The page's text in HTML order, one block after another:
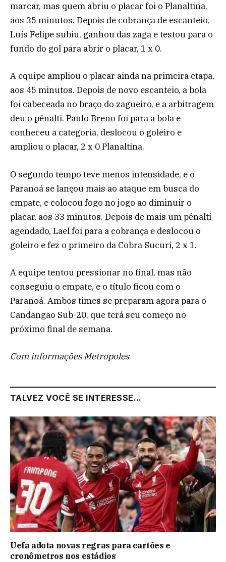
marcar, mas quem abriu o placar foi o Planaltina,
aos 35 minutos. Depois de cobrança de escanteio,
Luís Felipe subiu, ganhou das zaga e testou para o
fundo do gol para abrir o placar, 1 x 0.
A equipe ampliou o placar ainda na primeira etapa,
aos 45 minutos. Depois de novo escanteio, a bola
foi cabeceada no braço do zagueiro, e a arbitragem
deu o pênalti. Paulo Breno foi para a bola e
conheceu a categoria, deslocou o goleiro e
ampliou o placar, 2 x 0 Planaltina.
O segundo tempo teve menos intensidade, e o
Paranoá se lançou mais ao ataque em busca do
empate, e colocou fogo no jogo ao diminuir o
placar, aos 33 minutos. Depois de mais um pênalti
agendado, Lael foi para a cobrança e deslocou o
goleiro e fez o primeiro da Cobra Sucuri, 2 x 1.
A equipe tentou pressionar no final, mas não
conseguiu o empate, e o título ficou com o
Paranoá. Ambos times se preparam agora para o
Candangão Sub-20, que terá seu começo no
próximo final de semana.
Com informações Metropoles
TALVEZ VOCÊ SE INTERESSE...
Uefa adota novas regras para cartões e
cronômetros nos estádios